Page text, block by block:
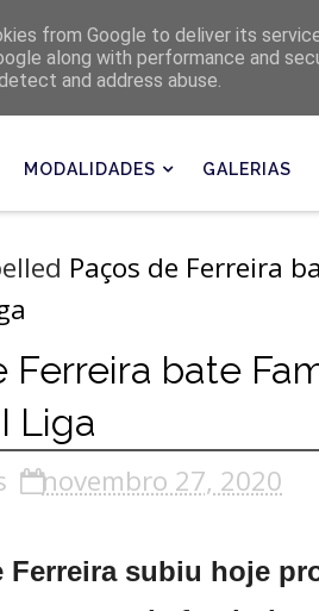
MODALIDADES GALERIAS
Paços de Ferreira
Ferreira bate
Liga
novembro 27, 2020
Ferreira subiu hoje
from Google to deliver its
along with performance and
and address abuse.